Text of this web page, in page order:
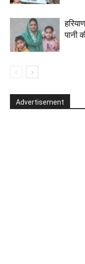
पानी
Advertisement